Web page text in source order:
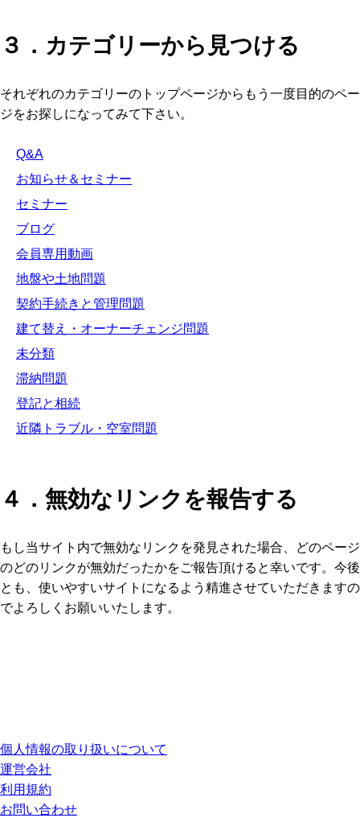
３．カテゴリーから見つける
それぞれのカテゴリーのトップページからもう一度目的のペー
ジをお探しになってみて下さい。
Q&A
お知らせ＆セミナー
セミナー
ブログ
会員専用動画
地盤や土地問題
契約手続きと管理問題
建て替え・オーナーチェンジ問題
未分類
滞納問題
登記と相続
近隣トラブル・空室問題
４．無効なリンクを報告する
もし当サイト内で無効なリンクを発見された場合、どのページ
のどのリンクが無効だったかをご報告頂けると幸いです。今後
とも、使いやすいサイトになるよう精進させていただきますの
でよろしくお願いいたします。
個人情報の取り扱いについて
運営会社
利用規約
お問い合わせ